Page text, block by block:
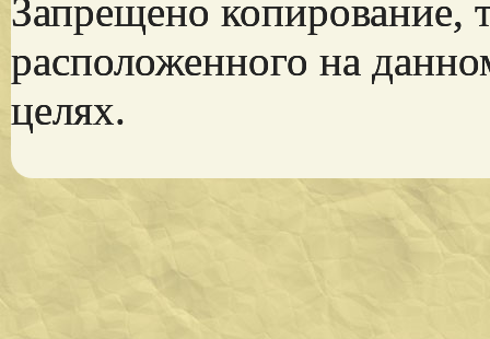
Запрещено копирование,
расположенного на
целях.